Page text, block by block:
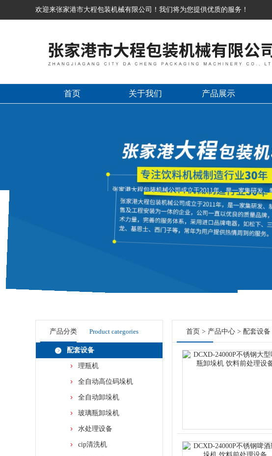
欢迎来张家港市大程包装机械有限公司！我们将为您提供优质的服务！
首页 关于我们 产品展示
产品分类 Product categories
配套设备
理瓶机
全自动高位码垛机
全自动卸垛机
玻璃瓶卸垛机
水处理设备
cip清洗机
首页 > 产品中心 > 配套设备